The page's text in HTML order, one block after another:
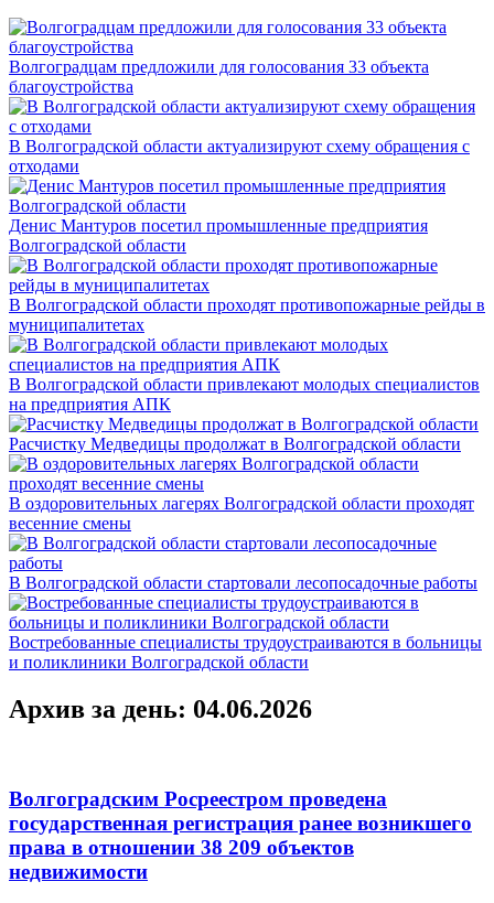
Волгоградцам предложили для голосования 33 объекта
благоустройства
В Волгоградской области актуализируют схему обращения с
отходами
Денис Мантуров посетил промышленные предприятия
Волгоградской области
В Волгоградской области проходят противопожарные рейды в
муниципалитетах
В Волгоградской области привлекают молодых специалистов
на предприятия АПК
Расчистку Медведицы продолжат в Волгоградской области
В оздоровительных лагерях Волгоградской области проходят
весенние смены
В Волгоградской области стартовали лесопосадочные работы
Востребованные специалисты трудоустраиваются в больницы
и поликлиники Волгоградской области
Архив за день: 04.06.2026
Волгоградским Росреестром проведена
государственная регистрация ранее возникшего
права в отношении 38 209 объектов
недвижимости